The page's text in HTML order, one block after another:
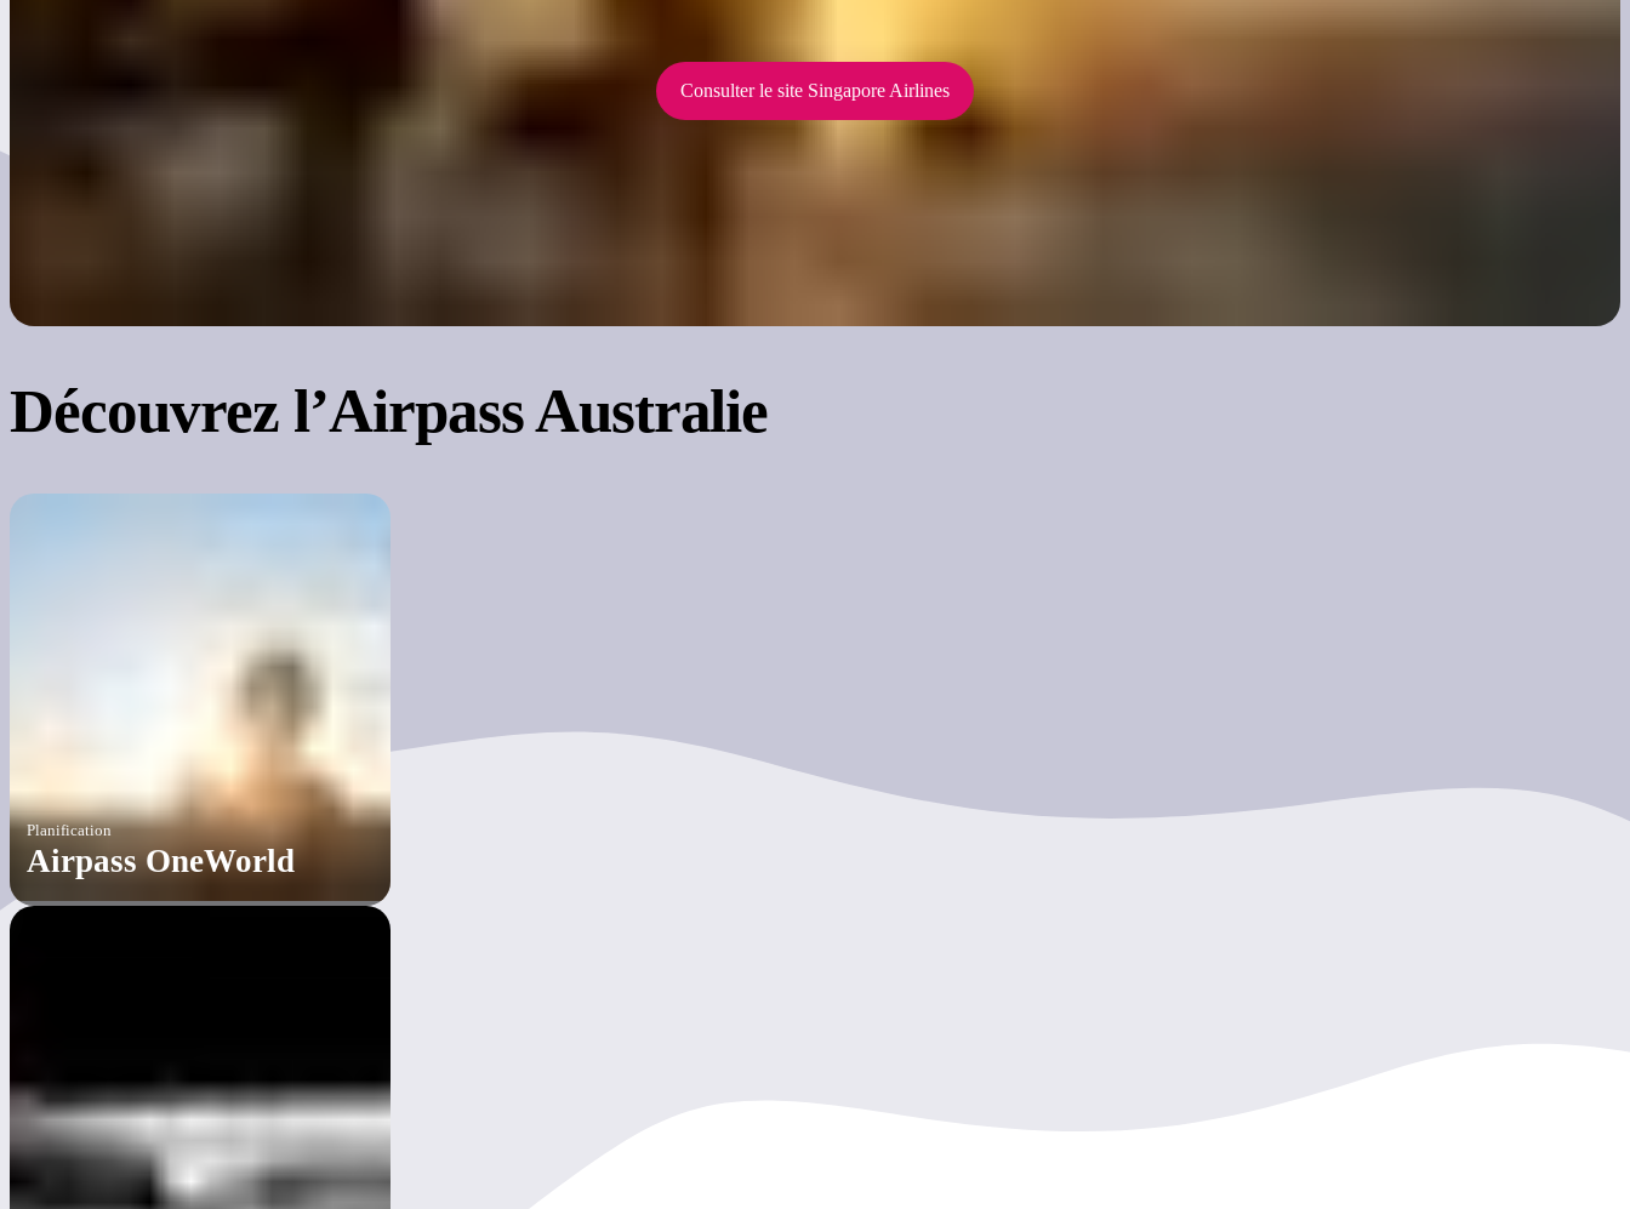
Consulter le site Singapore Airlines
Découvrez l’Airpass Australie
Planification
Airpass OneWorld